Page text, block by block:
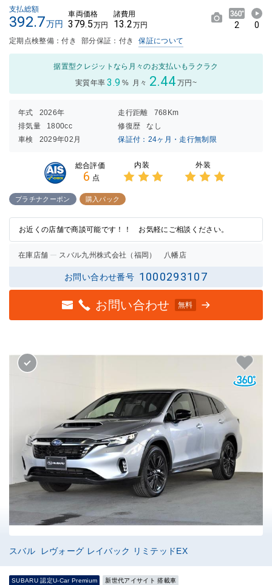
支払総額
392.7万円
車両価格
379.5万円
諸費用
13.2万円 2 0
定期点検整備：付き 部分保証：付き 保証について
据置型クレジットなら月々のお支払いもラクラク
実質年率 3.9 % 月々 2.44 万円~
年式 2026年 走行距離
768Km
排気量
1800cc 修復歴
なし
車検
2029年02月 保証付：24ヶ月・走行無制限
総合評価
6 点
内装
3点の
外装
プラチナクーポン 購入パック
お近くの店舗で商談可能です！！ お気軽にご相談ください。
在庫店舗 スバル九州株式会社（福岡） 八幡店
お問い合わせ番号 1000293107
お問い合わせ 無料
スバル レヴォーグ レイバック リミテッドEX
SUBARU 認定U-Car Premium 新世代アイサイト 搭載車